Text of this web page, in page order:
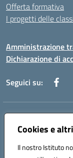
Cookies e
Il nostro Istituto
Offerta formativa
I progetti delle classi
Amministrazione
Dichiarazione di
Seguici su:
Indirizzo:
Centralino:+39 0965